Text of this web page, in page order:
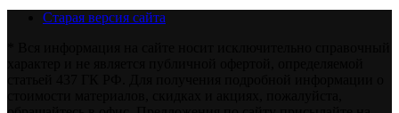
Старая версия сайта